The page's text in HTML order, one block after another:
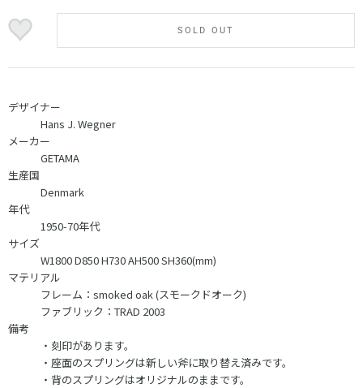
SOLD OUT
デザイナー
Hans J. Wegner
メーカー
GETAMA
生産国
Denmark
年代
1950-70年代
サイズ
W1800 D850 H730 AH500 SH360(mm)
マテリアル
フレーム：smoked oak (スモークドオーク)
ファブリック：TRAD 2003
備考
・刻印があります。
・座面のスプリングは新しい斧に取り替え済みです。
・背のスプリングはオリジナルのままです。